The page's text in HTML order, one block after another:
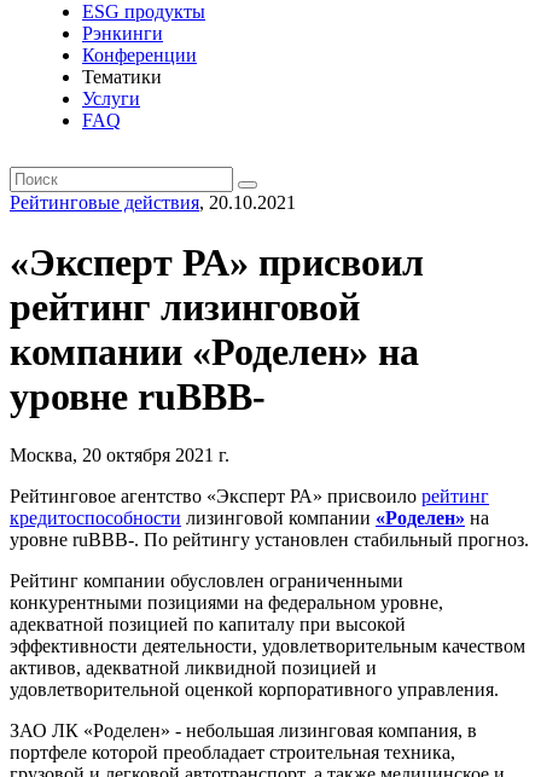
ESG продукты
Рэнкинги
Конференции
Тематики
Услуги
FAQ
Рейтинговые действия, 20.10.2021
«Эксперт РА» присвоил
рейтинг лизинговой
компании «Роделен» на
уровне ruBВB-
Москва, 20 октября 2021 г.
Рейтинговое агентство «Эксперт РА» присвоило рейтинг
кредитоспособности лизинговой компании «Роделен» на
уровне ruBВB-. По рейтингу установлен стабильный прогноз.
Рейтинг компании обусловлен ограниченными
конкурентными позициями на федеральном уровне,
адекватной позицией по капиталу при высокой
эффективности деятельности, удовлетворительным качеством
активов, адекватной ликвидной позицией и
удовлетворительной оценкой корпоративного управления.
ЗАО ЛК «Роделен» - небольшая лизинговая компания, в
портфеле которой преобладает строительная техника,